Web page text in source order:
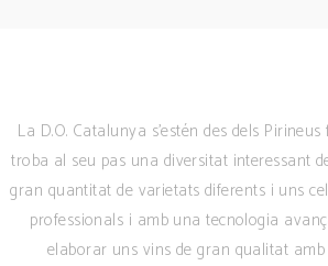
La D.O. Catalunya s’estén des dels
troba al seu pas una diversitat interessant
gran quantitat de varietats diferents i uns
professionals i amb una tecnologia
elaborar uns vins de gran qualitat